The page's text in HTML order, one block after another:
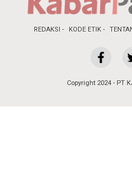
REDAKSI KODE ETIK
Copyright 2024 - PT